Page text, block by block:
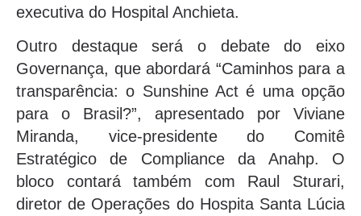
executiva do Hospital Anchieta.
Outro destaque será o debate do eixo
Governança, que abordará “Caminhos para a
transparência: o Sunshine Act é uma opção
para o Brasil?”, apresentado por Viviane
Miranda, vice-presidente do Comitê
Estratégico de Compliance da Anahp. O
bloco contará também com Raul Sturari,
diretor de Operações do Hospita Santa Lúcia